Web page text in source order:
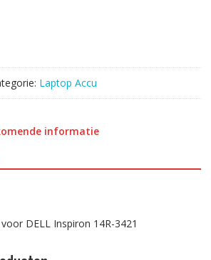
Laptop Accu
informatie
DELL Inspiron 14R-3421